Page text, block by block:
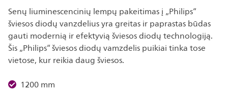
Senų liuminescencinių lempų pakeitimas į „Philips“
šviesos diodų vanzdelius yra greitas ir paprastas būdas
gauti modernią ir efektyvią šviesos diodų technologiją.
Šis „Philips“ šviesos diodų vamzdelis puikiai tinka tose
vietose, kur reikia daug šviesos.
1200 mm